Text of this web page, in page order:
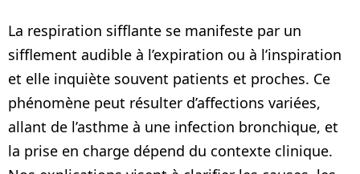
La respiration sifflante se manifeste par un
sifflement audible à l’expiration ou à l’inspiration
et elle inquiète souvent patients et proches. Ce
phénomène peut résulter d’affections variées,
allant de l’asthme à une infection bronchique, et
la prise en charge dépend du contexte clinique.